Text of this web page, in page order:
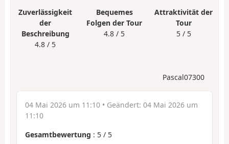
Zuverlässigkeit
der
Beschreibung
4.8 / 5
Bequemes
Folgen der Tour
4.8 / 5
Attraktivität der
Tour
5 / 5
Pascal07300
04 Mai 2026 um 11:10 • Geändert: 04 Mai 2026 um
11:10
Gesamtbewertung : 5 / 5